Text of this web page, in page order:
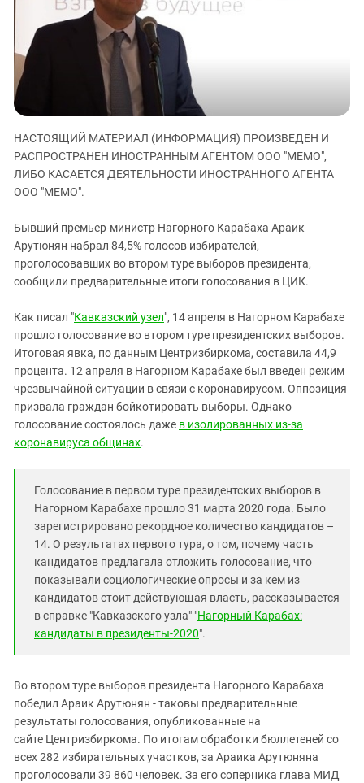
ЗАСТАВЛЯЕТ
КАВКАЗ ЗА ПАЛЕСТИНУ
ИНАКОМЫСЛИЕ В ЧЕЧНЕ
ПРЕСЛЕДОВАНИЕ АКТИВИСТОВ
МОБИЛИЗАЦИЯ И ПРОТЕСТЫ
Дагестан
Ингушетия
Кабардино-Балкария
Карачаево-Черкесия
Краснодарский край
Российская Федерация
Северная Осетия - Алания
СКФО
Ставропольский край
Чечня
Южная Осетия
Южный Кавказ
ЮФО
НАСТОЯЩИЙ МАТЕРИАЛ (ИНФОРМАЦИЯ) ПРОИЗВЕДЕН И
РАСПРОСТРАНЕН ИНОСТРАННЫМ АГЕНТОМ ООО "МЕМО",
ЛИБО КАСАЕТСЯ ДЕЯТЕЛЬНОСТИ ИНОСТРАННОГО АГЕНТА
ООО "МЕМО".
Бывший премьер-министр Нагорного Карабаха Араик
Арутюнян набрал 84,5% голосов избирателей,
проголосовавших во втором туре выборов президента,
сообщили предварительные итоги голосования в ЦИК.
Как писал "Кавказский узел", 14 апреля в Нагорном Карабахе
прошло голосование во втором туре президентских выборов.
Итоговая явка, по данным Центризбиркома, составила 44,9
процента. 12 апреля в Нагорном Карабахе был введен режим
чрезвычайной ситуации в связи с коронавирусом. Оппозиция
призвала граждан бойкотировать выборы. Однако
голосование состоялось даже в изолированных из-за
коронавируса общинах.
Голосование в первом туре президентских выборов в
Нагорном Карабахе прошло 31 марта 2020 года. Было
зарегистрировано рекордное количество кандидатов –
14. О результатах первого тура, о том, почему часть
кандидатов предлагала отложить голосование, что
показывали социологические опросы и за кем из
кандидатов стоит действующая власть, рассказывается
в справке "Кавказского узла" "Нагорный Карабах:
кандидаты в президенты-2020".
Во втором туре выборов президента Нагорного Карабаха
победил Араик Арутюнян - таковы предварительные
результаты голосования, опубликованные на
сайте Центризбиркома. По итогам обработки бюллетеней со
всех 282 избирательных участков, за Араика Арутюняна
проголосовали 39 860 человек. За его соперника глава МИД